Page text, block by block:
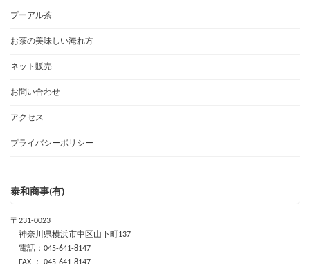
プーアル茶
お茶の美味しい淹れ方
ネット販売
お問い合わせ
アクセス
プライバシーポリシー
泰和商事(有)
〒231-0023
神奈川県横浜市中区山下町137
電話：045-641-8147
FAX ： 045-641-8147